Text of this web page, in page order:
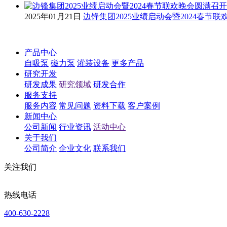
2025年01月21日 边锋集团2025业绩启动会暨2024春节联
产品中心
自吸泵 磁力泵 灌装设备 更多产品
研究开发
研发成果 研究领域 研发合作
服务支持
服务内容 常见问题 资料下载 客户案例
新闻中心
公司新闻 行业资讯 活动中心
关于我们
公司简介 企业文化 联系我们
关注我们
热线电话
400-630-2228